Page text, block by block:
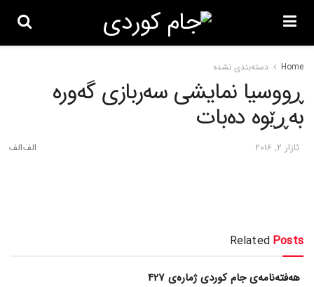
Home دسته‌بندی نشده
ڕووسیا نمایشی سه‌ربازی گه‌وره‌
به‌ڕێوه‌ ده‌بات
ئازار 2, 2016
Related Posts
هەفتەنامەی جام کوردی ژمارەی 427